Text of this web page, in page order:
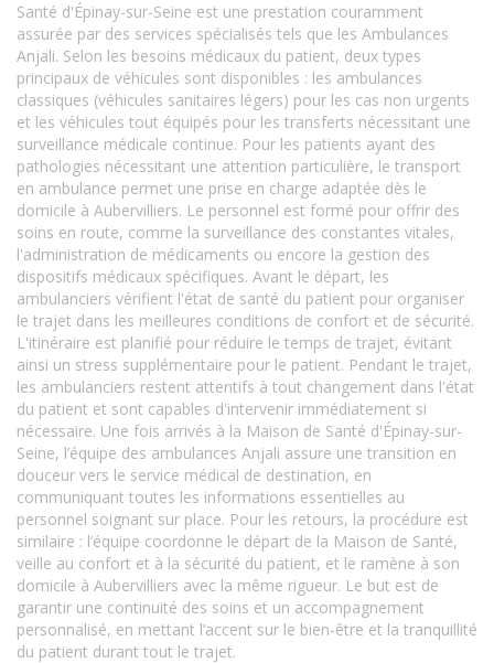
Santé d'Épinay-sur-Seine est une prestation couramment
assurée par des services spécialisés tels que les Ambulances
Anjali. Selon les besoins médicaux du patient, deux types
principaux de véhicules sont disponibles : les ambulances
classiques (véhicules sanitaires légers) pour les cas non urgents
et les véhicules tout équipés pour les transferts nécessitant une
surveillance médicale continue. Pour les patients ayant des
pathologies nécessitant une attention particulière, le transport
en ambulance permet une prise en charge adaptée dès le
domicile à Aubervilliers. Le personnel est formé pour offrir des
soins en route, comme la surveillance des constantes vitales,
l'administration de médicaments ou encore la gestion des
dispositifs médicaux spécifiques. Avant le départ, les
ambulanciers vérifient l'état de santé du patient pour organiser
le trajet dans les meilleures conditions de confort et de sécurité.
L'itinéraire est planifié pour réduire le temps de trajet, évitant
ainsi un stress supplémentaire pour le patient. Pendant le trajet,
les ambulanciers restent attentifs à tout changement dans l'état
du patient et sont capables d'intervenir immédiatement si
nécessaire. Une fois arrivés à la Maison de Santé d'Épinay-sur-
Seine, l’équipe des ambulances Anjali assure une transition en
douceur vers le service médical de destination, en
communiquant toutes les informations essentielles au
personnel soignant sur place. Pour les retours, la procédure est
similaire : l’équipe coordonne le départ de la Maison de Santé,
veille au confort et à la sécurité du patient, et le ramène à son
domicile à Aubervilliers avec la même rigueur. Le but est de
garantir une continuité des soins et un accompagnement
personnalisé, en mettant l’accent sur le bien-être et la tranquillité
du patient durant tout le trajet.